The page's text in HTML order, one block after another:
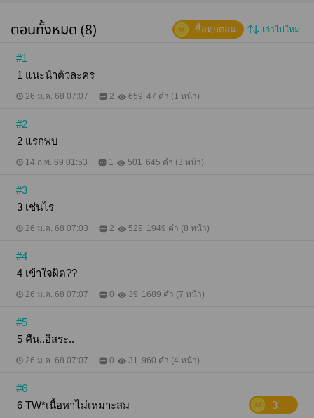
ตอนทั้งหมด (8) เก่าไปใหม่
ซื้อทุกตอน
#1
1 แนะนำตัวละคร
26 ม.ค. 68 07:07 2 659 47 คำ (1 หน้า)
#2
2 แรกพบ
14 ก.พ. 69 01:53 1 501 645 คำ (3 หน้า)
#3
3 เช่นไร
26 ม.ค. 68 07:03 2 529 1949 คำ (8 หน้า)
#4
4 เข้าใจผิด??
26 ม.ค. 68 07:07 0 39 1689 คำ (7 หน้า)
#5
5 คืน..อิสระ..
26 ม.ค. 68 07:07 0 31 960 คำ (4 หน้า)
#6
6 TW*เนื้อหาไม่เหมาะสม
3